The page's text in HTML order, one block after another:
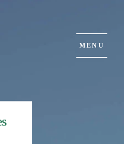
MENU